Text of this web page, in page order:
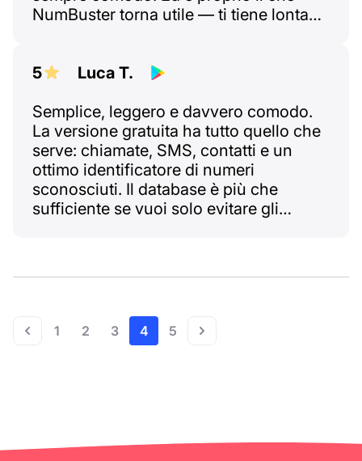
NumBuster torna utile — ti tiene lontano
più frequenti. GRAZIE NUMBUSTER!!!
5
Luca T.
Semplice, leggero e davvero comodo.
La versione gratuita ha tutto quello che
serve: chiamate, SMS, contatti e un
ottimo identificatore di numeri
sconosciuti. Il database è più che
sufficiente se vuoi solo evitare gli
con la versione a pagamento ottieni
ancora più info sui numeri :)
1 2 3 4 5